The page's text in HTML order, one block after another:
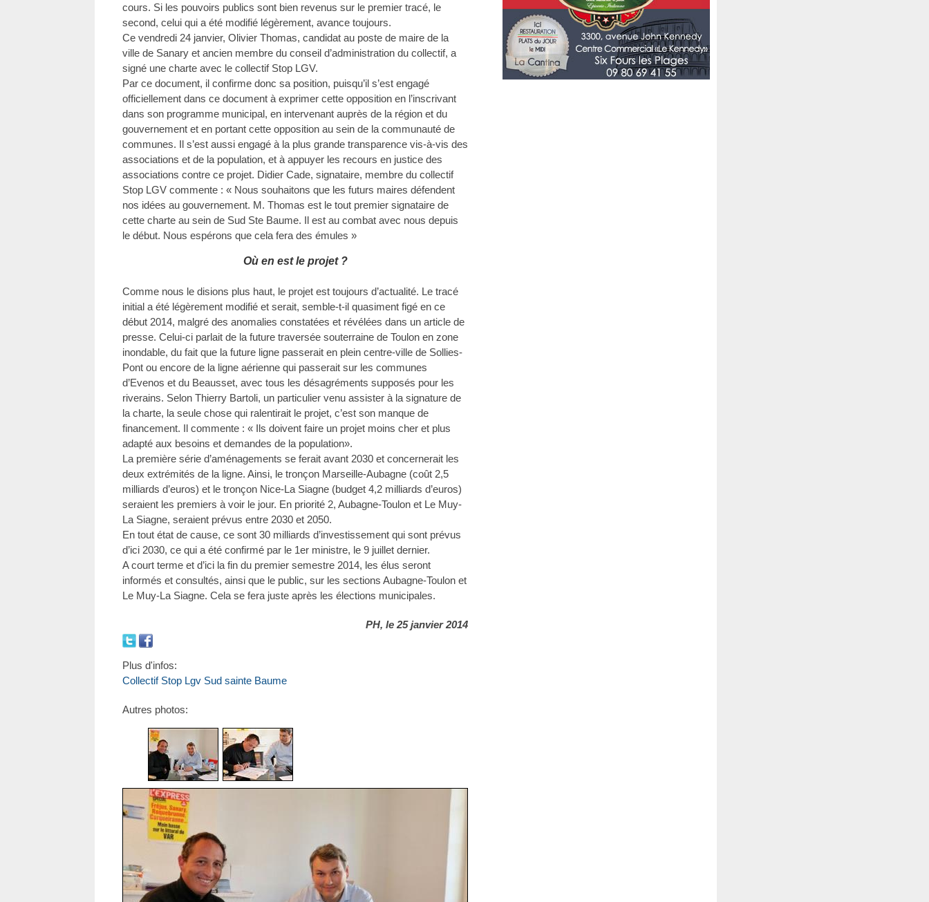
cours. Si les pouvoirs publics sont bien revenus sur le premier tracé, le
second, celui qui a été modifié légèrement, avance toujours.
Ce vendredi 24 janvier, Olivier Thomas, candidat au poste de maire de la
ville de Sanary et ancien membre du conseil d’administration du collectif, a
signé une charte avec le collectif Stop LGV.
Par ce document, il confirme donc sa position, puisqu’il s’est engagé
officiellement dans ce document à exprimer cette opposition en l’inscrivant
dans son programme municipal, en intervenant auprès de la région et du
gouvernement et en portant cette opposition au sein de la communauté de
communes. Il s’est aussi engagé à la plus grande transparence vis-à-vis des
associations et de la population, et à appuyer les recours en justice des
associations contre ce projet. Didier Cade, signataire, membre du collectif
Stop LGV commente : « Nous souhaitons que les futurs maires défendent
nos idées au gouvernement. M. Thomas est le tout premier signataire de
cette charte au sein de Sud Ste Baume. Il est au combat avec nous depuis
le début. Nous espérons que cela fera des émules »
Où en est le projet ?
Comme nous le disions plus haut, le projet est toujours d’actualité. Le tracé
initial a été légèrement modifié et serait, semble-t-il quasiment figé en ce
début 2014, malgré des anomalies constatées et révélées dans un article de
presse. Celui-ci parlait de la future traversée souterraine de Toulon en zone
inondable, du fait que la future ligne passerait en plein centre-ville de Sollies-
Pont ou encore de la ligne aérienne qui passerait sur les communes
d’Evenos et du Beausset, avec tous les désagréments supposés pour les
riverains. Selon Thierry Bartoli, un particulier venu assister à la signature de
la charte, la seule chose qui ralentirait le projet, c’est son manque de
financement. Il commente : « Ils doivent faire un projet moins cher et plus
adapté aux besoins et demandes de la population».
La première série d’aménagements se ferait avant 2030 et concernerait les
deux extrémités de la ligne. Ainsi, le tronçon Marseille-Aubagne (coût 2,5
milliards d’euros) et le tronçon Nice-La Siagne (budget 4,2 milliards d’euros)
seraient les premiers à voir le jour. En priorité 2, Aubagne-Toulon et Le Muy-
La Siagne, seraient prévus entre 2030 et 2050.
En tout état de cause, ce sont 30 milliards d’investissement qui sont prévus
d’ici 2030, ce qui a été confirmé par le 1er ministre, le 9 juillet dernier.
A court terme et d’ici la fin du premier semestre 2014, les élus seront
informés et consultés, ainsi que le public, sur les sections Aubagne-Toulon et
Le Muy-La Siagne. Cela se fera juste après les élections municipales.
PH, le 25 janvier 2014
Plus d'infos:
Collectif Stop Lgv Sud sainte Baume
Autres photos: